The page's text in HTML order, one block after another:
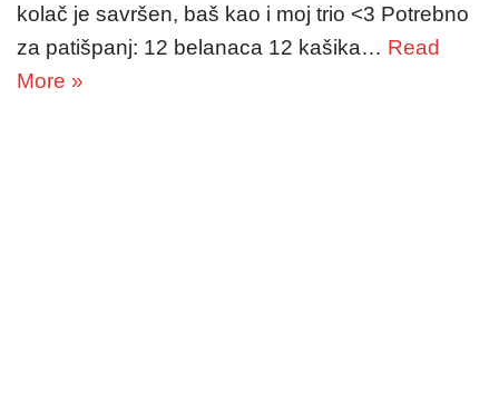
kolač je savršen, baš kao i moj trio <3 Potrebno
za patišpanj: 12 belanaca 12 kašika… Read
More »